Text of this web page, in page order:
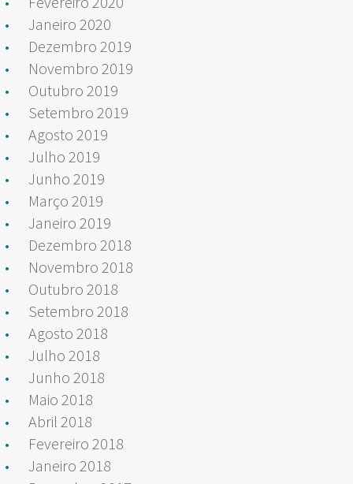
Janeiro 2020
Dezembro 2019
Novembro 2019
Outubro 2019
Setembro 2019
Agosto 2019
Julho 2019
Junho 2019
Março 2019
Janeiro 2019
Dezembro 2018
Novembro 2018
Outubro 2018
Setembro 2018
Agosto 2018
Julho 2018
Junho 2018
Maio 2018
Abril 2018
Fevereiro 2018
Janeiro 2018